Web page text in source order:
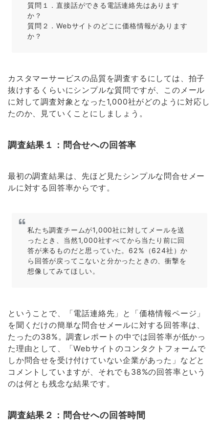
質問１．直接話ができる電話連絡先はあります
か？
質問２．Webサイトのどこに価格情報があります
か？
カスタマーサービスの品質を調査するにしては、拍子
抜けするくらいにシンプルな質問ですが、このメール
に対して調査対象となった1,000社がどのように対応し
たのか、見ていくことにしましょう。
調査結果１：問合せへの回答率
最初の調査結果は、先ほど見たシンプルな問合せメー
ルに対する回答率からです。
私たち調査チームが1,000社に対してメールを送
ったとき、当然1,000社すべてから当たり前に回
答が来るものだと思っていた。62%（624社）か
ら回答が戻ってこないと分かったときの、衝撃を
想像してみてほしい。
ということで、「電話連絡先」と「価格情報ページ」
を聞くだけの簡単な問合せメールに対する回答率は、
たったの38%。調査レポートの中では回答率が低かっ
た理由として、「Webサイトのコンタクトフォームで
しか問合せを受け付けていない企業があった」などと
コメントしていますが、それでも38%の回答率という
のは何とも残念な結果です。
調査結果２：問合せへの回答時間